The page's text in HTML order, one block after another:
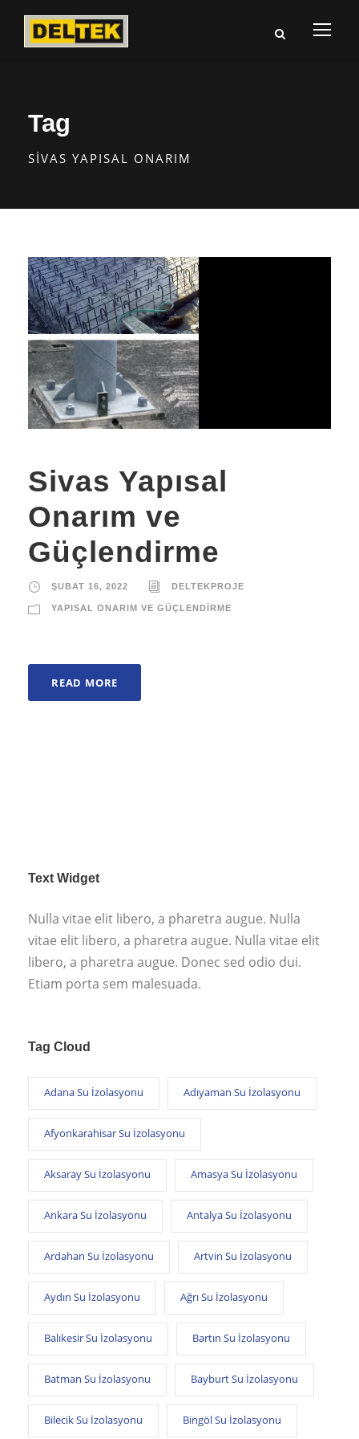
Tag
SIVAS YAPISAL ONARIM
Sivas Yapısal
Onarım ve
Güçlendirme
ŞUBAT 16, 2022 DELTEKPROJE
YAPISAL ONARIM VE GÜÇLENDIRME
READ MORE
Text Widget
Nulla vitae elit libero, a pharetra augue. Nulla
vitae elit libero, a pharetra augue. Nulla vitae elit
libero, a pharetra augue. Donec sed odio dui.
Etiam porta sem malesuada.
Tag Cloud
Adana Su İzolasyonu Adıyaman Su İzolasyonu
Afyonkarahisar Su İzolasyonu
Aksaray Su İzolasyonu Amasya Su İzolasyonu
Ankara Su İzolasyonu Antalya Su İzolasyonu
Ardahan Su İzolasyonu Artvin Su İzolasyonu
Aydın Su İzolasyonu Ağrı Su İzolasyonu
Balıkesir Su İzolasyonu Bartın Su İzolasyonu
Batman Su İzolasyonu Bayburt Su İzolasyonu
Bilecik Su İzolasyonu Bingöl Su İzolasyonu